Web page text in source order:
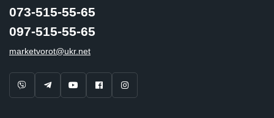
073-515-55-65
097-515-55-65
marketvorot@ukr.net